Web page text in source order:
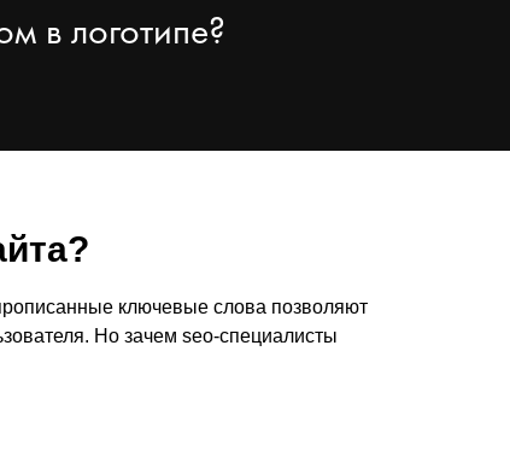
в логотипе?
ключевые слова позволяют
Но зачем seo-специалисты